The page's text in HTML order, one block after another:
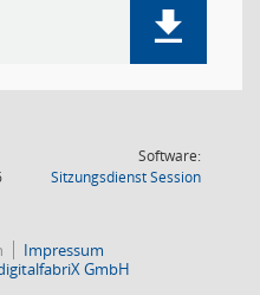
Software:
SitzungsdienstSession(Wird in
Impressum
GmbH